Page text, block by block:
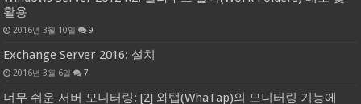
활용
2016년 3월 10일 9
Exchange Server 2016: 설치
2016년 3월 6일 7
너무 쉬운 서버 모니터링: [2] 와탭(WhaTap)의 모니터링 기능에